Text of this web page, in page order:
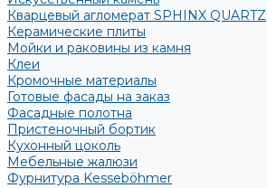
Кварцевый агломерат SPHINX QUARTZ
Керамические плиты
Мойки и раковины из камня
Клеи
Кромочные материалы
Готовые фасады на заказ
Фасадные полотна
Пристеночный бортик
Кухонный цоколь
Мебельные жалюзи
Фурнитура Kesseböhmer